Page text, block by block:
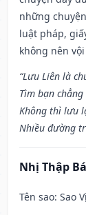
những
luật pháp,
không nên vội
“Lưu Liên là
Tìm bạn
Không thì lưu
Nhiều đường
Nhị Thập
Tên sao: Sao Vị